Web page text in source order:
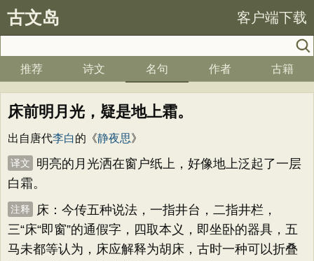
古文岛 客户端下载
推荐 诗文 名句 作者 古籍
床前明月光，疑是地上霜。
出自唐代李白的《静夜思》
译文
明亮的月光洒在窗户纸上，好像地上泛起了一层
白霜。
注释
床：今传五种说法，一指井台，二指井栏，
三“床“即窗”的通假字，四取本义，即坐卧的器具，五
马未都等认为，床应解释为胡床，古时一种可以折叠